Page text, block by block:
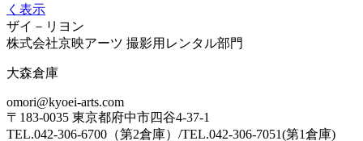
く表示
ザイ－リヨン
株式会社京映アーツ 撮影用レンタル部門
大森倉庫
omori@kyoei-arts.com
〒183-0035 東京都府中市四谷4-37-1
TEL.042-306-6700（第2倉庫）/TEL.042-306-7051(第1倉庫)